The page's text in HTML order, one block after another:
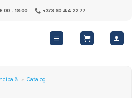
- 18:00 +373 60 44 22 77
» Catalog